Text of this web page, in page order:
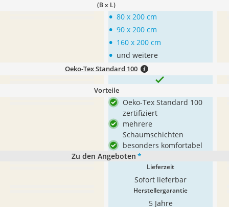
(B x L)
• 80 x 200 cm
• 90 x 200 cm
• 160 x 200 cm
• und weitere
Oeko-Tex Standard 100
Vorteile
Oeko-Tex Standard 100
zertifiziert
mehrere
Schaumschichten
besonders komfortabel
Zu den Angeboten *
Lieferzeit
Sofort lieferbar
Herstellergarantie
5 Jahre